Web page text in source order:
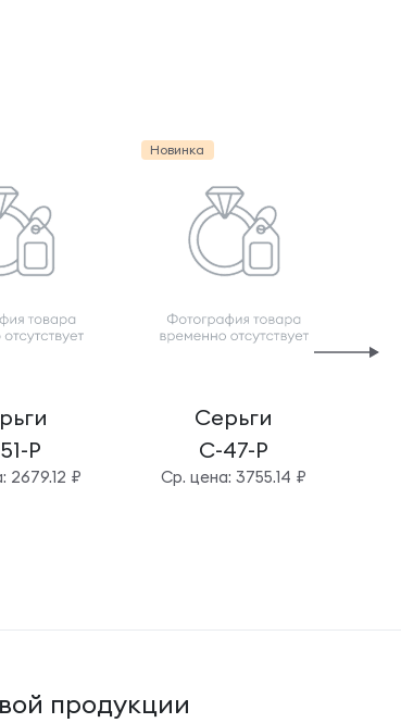
Р
2679.12 ₽
Новинка
Серьги
С-47-Р
Cр. цена: 3755.14 ₽
продукции